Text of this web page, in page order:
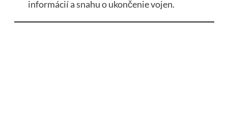
informácií a snahu o ukončenie vojen.